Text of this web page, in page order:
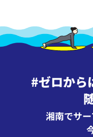
#ゼロから
湘南でサー